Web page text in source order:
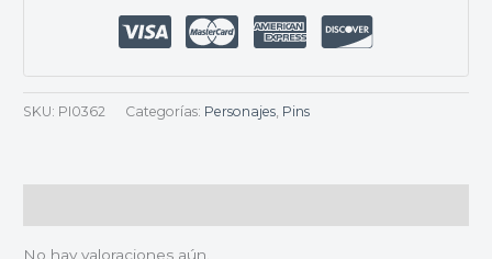
SKU: PI0362 Categorías: Personajes, Pins
No hay valoraciones aún.